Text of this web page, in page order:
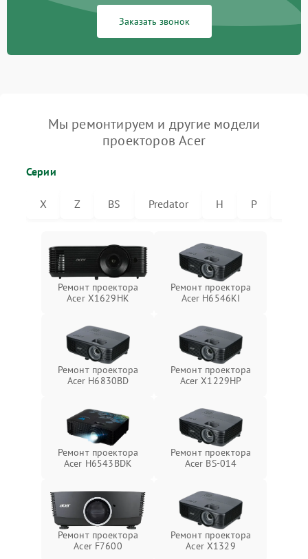
Заказать звонок
Мы ремонтируем и другие модели
проекторов Acer
Серии
X Z BS Predator H P
Ремонт проектора
Acer X1629HK
Ремонт проектора
Acer H6546KI
Ремонт проектора
Acer H6830BD
Ремонт проектора
Acer X1229HP
Ремонт проектора
Acer H6543BDK
Ремонт проектора
Acer BS-014
Ремонт проектора
Acer F7600
Ремонт проектора
Acer X1329